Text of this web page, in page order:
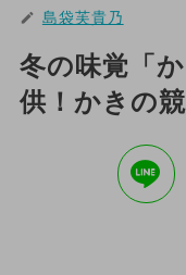
島袋芙貴乃
冬の味覚「
供！かきの